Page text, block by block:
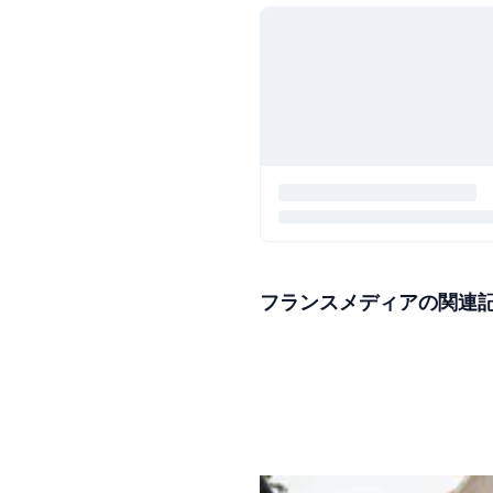
フランスメディアの関連